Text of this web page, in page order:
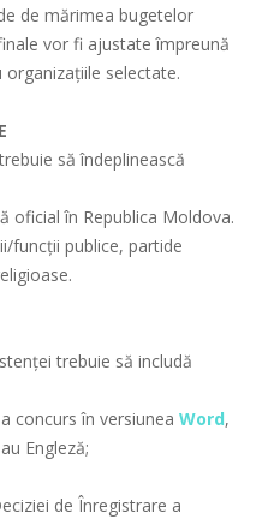
de mărimea bugetelor
vor fi ajustate împreună
selectate.
să îndeplinească
oficial în Republica Moldova.
funcții publice, partide
trebuie să includă
concurs în versiunea Word,
Engleză;
de Înregistrare a